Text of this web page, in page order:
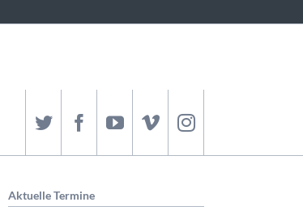
Aktuelle Termine